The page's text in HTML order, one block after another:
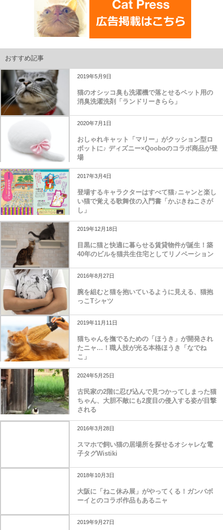
おすすめ記事
2019年5月9日
猫のオシッコ臭も洗濯機で落とせるペット用の
消臭洗濯洗剤「ランドリーきらら」
2020年7月1日
おしゃれキャット「マリー」がクッション型ロ
ボットに♪ ディズニー×Qooboのコラボ商品が登
場
2017年3月4日
登場するキャラクターはすべて猫♪ニャンと楽し
い猫で覚える歌舞伎の入門書「かぶきねこさが
し」
2019年12月18日
目黒に猫と快適に暮らせる賃貸物件が誕生！築
40年のビルを猫共生住宅としてリノベーション
2016年8月27日
腕を組むと猫を抱いているように見える、猫抱
っこTシャツ
2019年11月11日
猫ちゃんを撫でるための「ほうき」が開発され
たニャ…！職人技が光る本格ほうき「なでね
こ」
2024年5月25日
古民家の2階に忍び込んで見つかってしまった猫
ちゃん、大胆不敵にも2度目の侵入する姿が目撃
される
2016年3月28日
スマホで飼い猫の居場所を探せるオシャレな電
子タグWistiki
2018年10月3日
大阪に「ねこ休み展」がやってくる！ガンバボ
ーイとのコラボ作品もあるニャ
2019年9月27日